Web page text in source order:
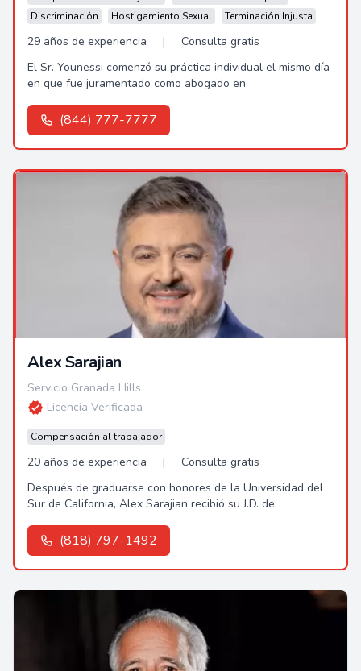
Discriminación
Hostigamiento Sexual Terminación Injusta
29 años de experiencia |
Consulta gratis
El Sr. Younessi comenzó su práctica individual el mismo día
en que fue juramentado como abogado en
(844) 777-7777
Alex Sarajian
Servicio Granada Hills
Licencia Verificada
Compensación al trabajador
20 años de experiencia |
Consulta gratis
Después de graduarse con honores de la Universidad del
Sur de California, Alex Sarajian recibió su J.D. de
(818) 797-1492